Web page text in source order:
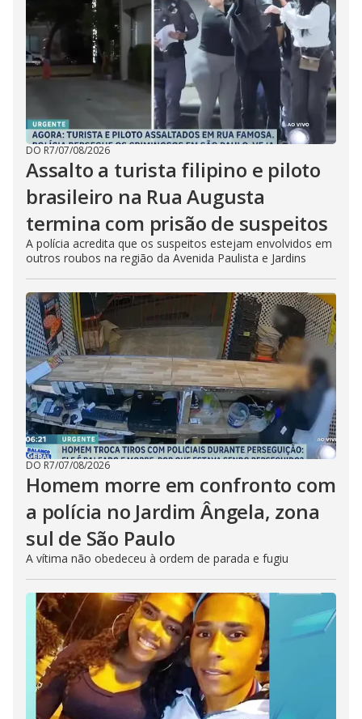
DO R7/07/08/2026
Assalto a turista filipino e piloto
brasileiro na Rua Augusta
termina com prisão de suspeitos
A polícia acredita que os suspeitos estejam envolvidos em
outros roubos na região da Avenida Paulista e Jardins
DO R7/07/08/2026
Homem morre em confronto com
a polícia no Jardim Ângela, zona
sul de São Paulo
A vítima não obedeceu à ordem de parada e fugiu